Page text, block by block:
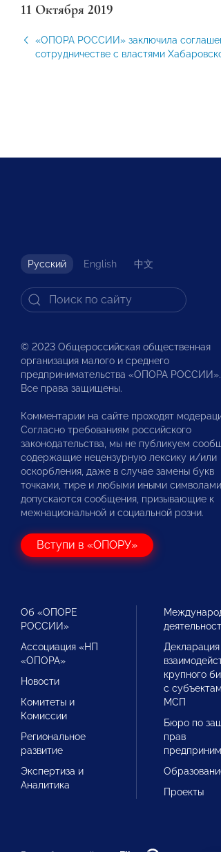
11 Октября 2019
«ОПОРА РОССИИ» заключила
сотрудничестве с властями
Русский English 中文
© 2023 Общероссийская общественная
организация малого и среднего
предпринимательства «ОПОРА РОССИИ».
Все права защищены.
Комментарии на сайте проходят
Согласно требованиям российского
законодательства, мы не публикуем
содержащие нецензурную лексику и/или
оскорбления, даже в случае замены букв
точками, тире и любыми иными
допускаются сообщения, призывающие к
межнациональной и социальной розни.
Вступи в «ОПОРУ»
Об «ОПОРЕ
РОССИИ»
Ассоциация «НП
«ОПОРА»
Новости
Комитеты и
Комиссии
Региональное
развитие
Экспертиза и
Аналитика
крупного
с
МСП
Бюро по
прав
Проекты